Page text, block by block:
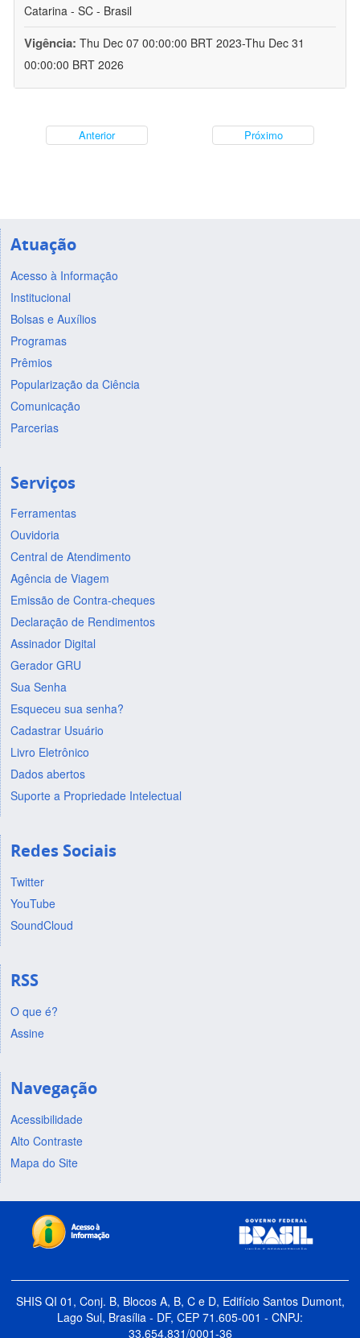
Catarina - SC - Brasil
Vigência: Thu Dec 07 00:00:00 BRT 2023-Thu Dec 31
00:00:00 BRT 2026
Anterior Próximo
Atuação
Acesso à Informação
Institucional
Bolsas e Auxílios
Programas
Prêmios
Popularização da Ciência
Comunicação
Parcerias
Serviços
Ferramentas
Ouvidoria
Central de Atendimento
Agência de Viagem
Emissão de Contra-cheques
Declaração de Rendimentos
Assinador Digital
Gerador GRU
Sua Senha
Esqueceu sua senha?
Cadastrar Usuário
Livro Eletrônico
Dados abertos
Suporte a Propriedade Intelectual
Redes Sociais
Twitter
YouTube
SoundCloud
RSS
O que é?
Assine
Navegação
Acessibilidade
Alto Contraste
Mapa do Site
SHIS QI 01, Conj. B, Blocos A, B, C e D, Edifício Santos Dumont,
Lago Sul, Brasília - DF, CEP 71.605-001 - CNPJ:
33.654.831/0001-36